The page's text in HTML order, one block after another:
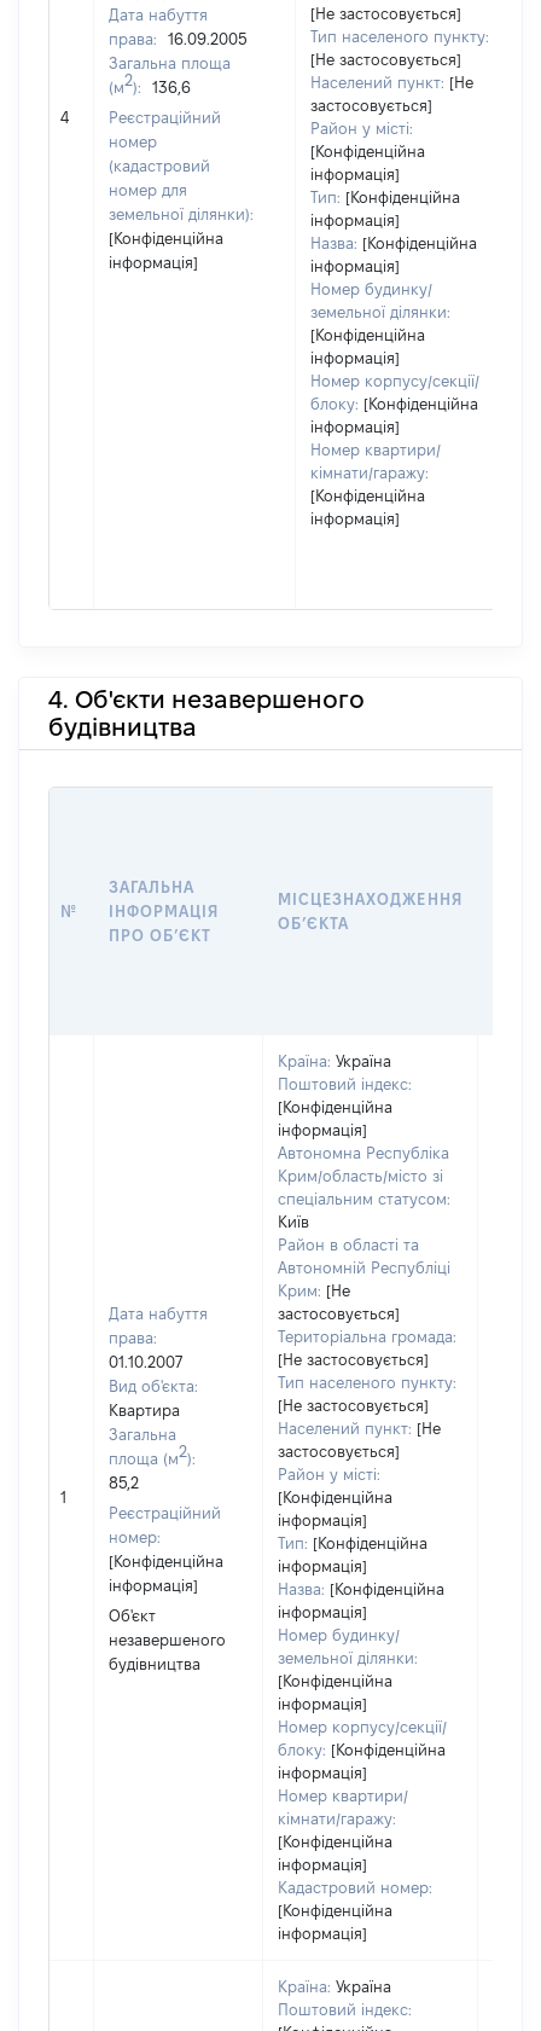
4
Дата набуття
права:
16.09.2005
Загальна площа
(м2):
136,6
Реєстраційний
номер
(кадастровий
номер для
земельної ділянки):
[Конфіденційна
інформація]
[Не застосовується]
Тип населеного пункту:
[Не застосовується]
Населений пункт: [Не
застосовується]
Район у місті:
[Конфіденційна
інформація]
Тип: [Конфіденційна
інформація]
Назва: [Конфіденційна
інформація]
Номер будинку/
земельної ділянки:
[Конфіденційна
інформація]
Номер корпусу/секції/
блоку: [Конфіденційна
інформація]
Номер квартири/
кімнати/гаражу:
[Конфіденційна
інформація]
4. Об'єкти незавершеного
будівництва
№
ЗАГАЛЬНА
ІНФОРМАЦІЯ
ПРО ОБʼЄКТ
МІСЦЕЗНАХОДЖЕННЯ
ОБʼЄКТА
1
Дата набуття
права:
01.10.2007
Вид об'єкта:
Квартира
Загальна
площа (м2):
85,2
Реєстраційний
номер:
[Конфіденційна
інформація]
Об'єкт
незавершеного
будівництва
Країна: Україна
Поштовий індекс:
[Конфіденційна
інформація]
Автономна Республіка
Крим/область/місто зі
спеціальним статусом:
Київ
Район в області та
Автономній Республіці
Крим: [Не
застосовується]
Територіальна громада:
[Не застосовується]
Тип населеного пункту:
[Не застосовується]
Населений пункт: [Не
застосовується]
Район у місті:
[Конфіденційна
інформація]
Тип: [Конфіденційна
інформація]
Назва: [Конфіденційна
інформація]
Номер будинку/
земельної ділянки:
[Конфіденційна
інформація]
Номер корпусу/секції/
блоку: [Конфіденційна
інформація]
Номер квартири/
кімнати/гаражу:
[Конфіденційна
інформація]
Кадастровий номер:
[Конфіденційна
інформація]
Країна: Україна
Поштовий індекс: